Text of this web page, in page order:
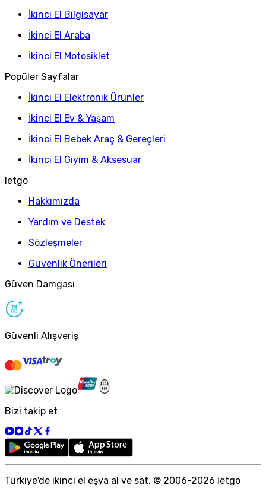
İkinci El Bilgisayar
İkinci El Araba
İkinci El Motosiklet
Popüler Sayfalar
İkinci El Elektronik Ürünler
İkinci El Ev & Yaşam
İkinci El Bebek Araç & Gereçleri
İkinci El Giyim & Aksesuar
letgo
Hakkımızda
Yardım ve Destek
Sözleşmeler
Güvenlik Önerileri
Güven Damgası
Güvenli Alışveriş
Bizi takip et
Türkiye'de ikinci el eşya al ve sat. © 2006-2026 letgo